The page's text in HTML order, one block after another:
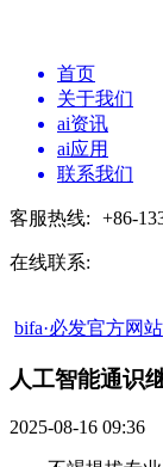
首页
关于我们
ai资讯
ai应用
联系我们
客服热线: +86-
在线联系:
bifa·必发官方网站
人工智能通识
2025-08-16 09:36